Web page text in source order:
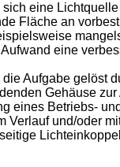
eine
Fläche an
eine
Aufgabe
Gehäuse
eines Betriebs-
und/oder